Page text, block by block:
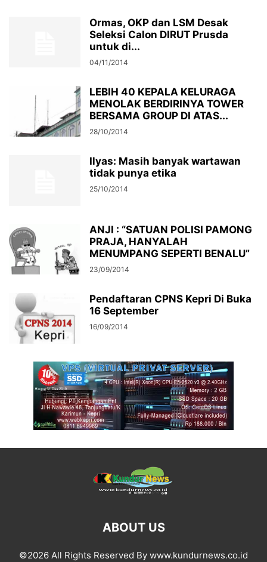
Ormas, OKP dan LSM Desak
Seleksi Calon DIRUT Prusda
untuk di...
04/11/2014
LEBIH 40 KEPALA KELURAGA
MENOLAK BERDIRINYA TOWER
BERSAMA GROUP DI ATAS...
28/10/2014
Ilyas: Masih banyak wartawan
tidak punya etika
25/10/2014
ANJI : “SATUAN POLISI PAMONG
PRAJA, HANYALAH
MENUMPANG SEPERTI BENALU”
23/09/2014
Pendaftaran CPNS Kepri Di Buka
16 September
16/09/2014
ABOUT US
©2026 All Rights Reserved By www.kundurnews.co.id